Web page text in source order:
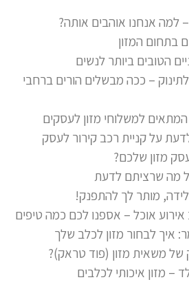
– למה אנחנו אוהבים אותה?
בתחום המזון
הטובים ביותר לנשים
– ככה מבשלים הורים ברחבי
למשלוחי מזון לעסקים
על קניית רכב קירור לעסק
מזון שלכם?
מה שרציתם לדעת
מותר לך להתפנק!
אירוע אוכל – אספנו לכם כמה טיפים
איך לבחור מזון לכלב שלך
של משאית מזון (פוד טראק)?
– מזון איכותי לכלבים